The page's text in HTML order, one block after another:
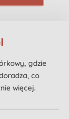
gdzie
co
więcej.